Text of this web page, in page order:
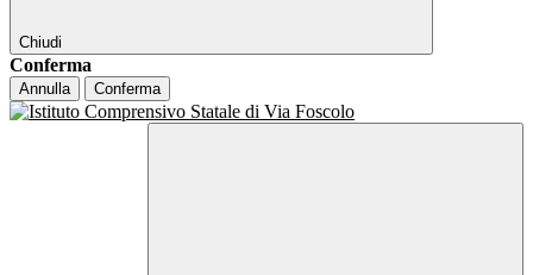
Chiudi
Conferma
Annulla Conferma